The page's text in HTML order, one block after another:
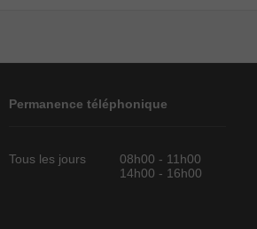
Permanence téléphonique
Tous les jours
08h00 - 11h00
14h00 - 16h00